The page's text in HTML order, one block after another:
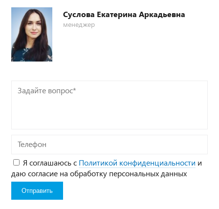
Суслова Екатерина Аркадьевна
менеджер
Задайте
Телефон
Я соглашаюсь с Политикой конфиденциальности и
даю согласие на обработку персональных данных